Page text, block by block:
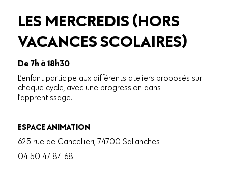
LES MERCREDIS (HORS
VACANCES SCOLAIRES)
De 7h à 18h30
L’enfant participe aux différents ateliers proposés sur
chaque cycle, avec une progression dans
l’apprentissage.
ESPACE ANIMATION
625 rue de Cancellieri, 74700 Sallanches
04 50 47 84 68